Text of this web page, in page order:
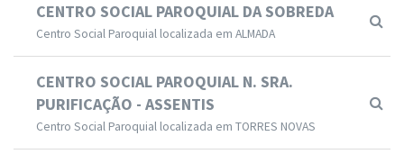
CENTRO SOCIAL PAROQUIAL DA SOBREDA
Centro Social Paroquial localizada em ALMADA
CENTRO SOCIAL PAROQUIAL N. SRA.
PURIFICAÇÃO - ASSENTIS
Centro Social Paroquial localizada em TORRES NOVAS